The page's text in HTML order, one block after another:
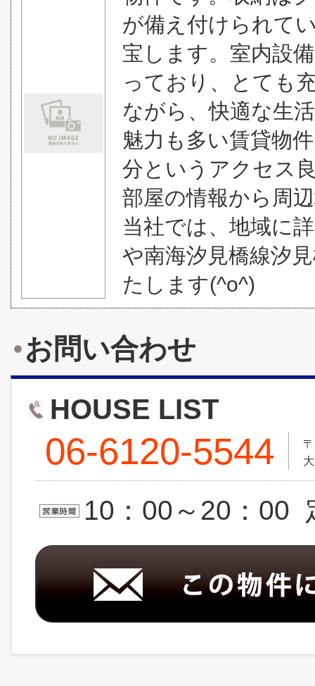
が備え付けられて
宝します。室内設
っており、とても
ながら、快適な生
魅力も多い賃貸物
分というアクセス
部屋の情報から周
当社では、地域に
や南海汐見橋線汐
たします(^o^)
お問い合わせ
HOUSE LIST
06-6120-5544
10：00～20：00